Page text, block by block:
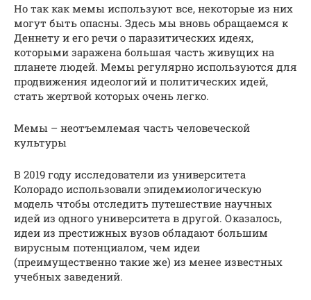
Но так как мемы используют все, некоторые из них
могут быть опасны. Здесь мы вновь обращаемся к
Деннету и его речи о паразитических идеях,
которыми заражена большая часть живущих на
планете людей. Мемы регулярно используются для
продвижения идеологий и политических идей,
стать жертвой которых очень легко.
Мемы – неотъемлемая часть человеческой
культуры
В 2019 году исследователи из университета
Колорадо использовали эпидемиологическую
модель чтобы отследить путешествие научных
идей из одного университета в другой. Оказалось,
идеи из престижных вузов обладают большим
вирусным потенциалом, чем идеи
(преимущественно такие же) из менее известных
учебных заведений.